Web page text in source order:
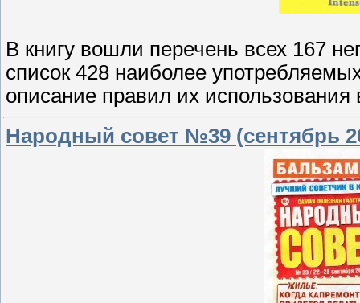
В книгу вошли перечень всех 167
список 428 наиболее
описание правил их использования
Народный совет №39 (сентябрь